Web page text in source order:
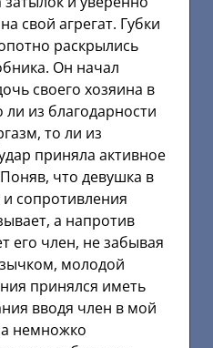
свой агрегат. Губки
раскрылись
Он начал
своего хозяина в
из благодарности
то ли из
приняла активное
что девушка в
сопротивления
а напротив
его член, не забывая
молодой
принялся иметь
вводя член в мой
немножко